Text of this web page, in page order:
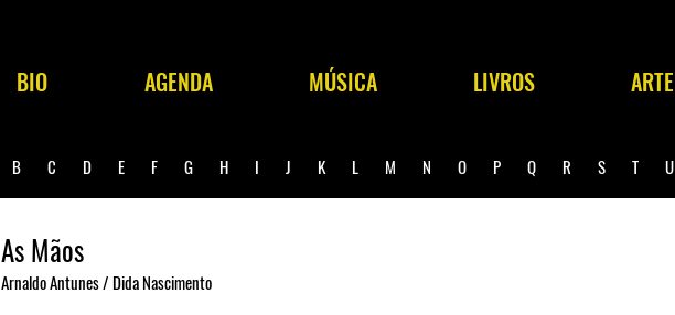
BIO AGENDA MÚSICA LIVROS ARTE
B C D E F G H I J K L M N O P Q R S T U
As Mãos
Arnaldo Antunes / Dida Nascimento